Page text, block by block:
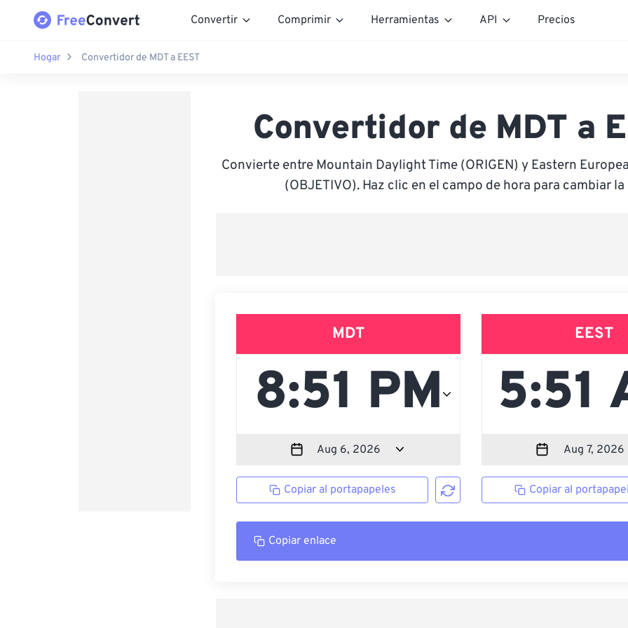
Convertir Comprimir Herramientas API Precios
Hogar Convertidor de MDT a EEST
Convertidor de MDT a
Convierte entre Mountain Daylight Time (ORIGEN) y Eastern
(OBJETIVO). Haz clic en el campo de hora para cambiar la
MDT
Copiar al portapapeles
EEST
Copiar al
Copiar enlace